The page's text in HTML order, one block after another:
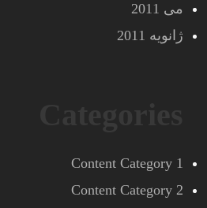
می 2011
ژانویه 2011
Content Category 1
Content Category 2